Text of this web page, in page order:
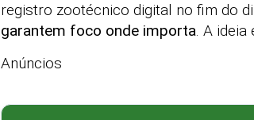
registro zootécnico digital no fim do
garantem foco onde importa. A
Anúncios